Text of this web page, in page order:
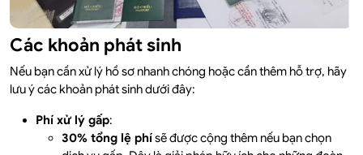
Các khoản phát sinh
Nếu bạn cần xử lý hồ sơ nhanh chóng hoặc cần thêm hỗ trợ, hãy
lưu ý các khoản phát sinh dưới đây:
Phí xử lý gấp:
30% tổng lệ phísẽ được cộng thêm nếu bạn chọn